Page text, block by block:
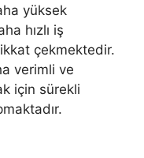
yüksek
hızlı iş
çekmektedir.
verimli ve
için sürekli